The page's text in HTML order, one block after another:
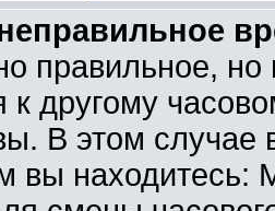
правильное,
другому
В этом
вы